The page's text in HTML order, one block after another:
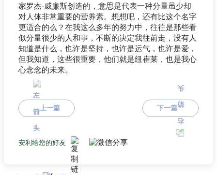
家罗杰·威廉斯创造的，意思是代表一种分量虽少却
对人体非常重要的营养素。想想吧，还有比这个名字
更适合的么？在我这么多年的努力中，往往是那些看
似分量很少的人和事，不断的决定我往前走，没有人
知道是什么，也许是坚持，也许是运气，也许是爱，
但我知道，这些很重要，他们就是纽崔莱，也是我心
心念念的未来。
上一篇 下一篇
安利给您的好友